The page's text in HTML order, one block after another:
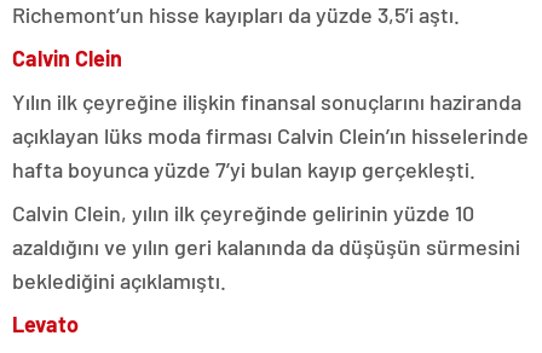
Richemont’un hisse kayıpları da yüzde 3,5’i aştı.
Calvin Clein
Yılın ilk çeyreğine ilişkin finansal sonuçlarını haziranda
açıklayan lüks moda firması Calvin Clein’ın hisselerinde
hafta boyunca yüzde 7’yi bulan kayıp gerçekleşti.
Calvin Clein, yılın ilk çeyreğinde gelirinin yüzde 10
azaldığını ve yılın geri kalanında da düşüşün sürmesini
beklediğini açıklamıştı.
Levato